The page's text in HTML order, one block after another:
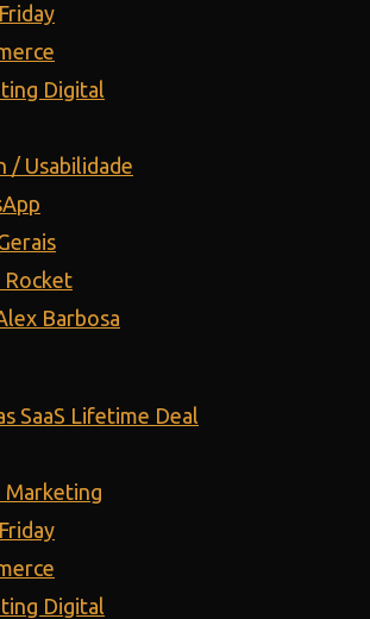
Digital
/ Usabilidade
Rocket
Barbosa
SaaS Lifetime Deal
Marketing
Digital